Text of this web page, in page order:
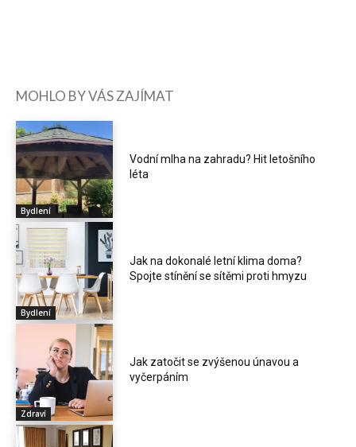
MOHLO BY VÁS ZAJÍMAT
Bydlení
Vodní mlha na zahradu? Hit letošního
léta
Bydlení
Jak na dokonalé letní klima doma?
Spojte stínění se sítěmi proti hmyzu
Zdraví
Jak zatočit se zvýšenou únavou a
vyčerpáním